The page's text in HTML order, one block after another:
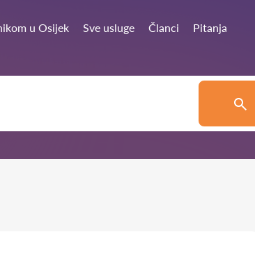
u Osijek Sve usluge Članci Pitanja